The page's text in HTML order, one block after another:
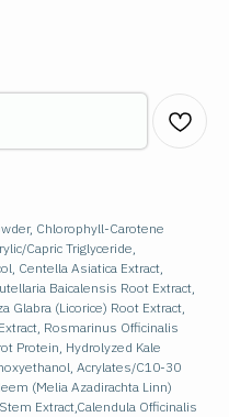
Chlorophyll-Carotene
Capric Triglyceride,
Centella Asiatica Extract,
Baicalensis Root Extract,
Glabra (Licorice) Root Extract,
Rosmarinus Officinalis
Protein, Hydrolyzed Kale
Acrylates/C10-30
(Melia Azadirachta Linn)
Extract,Calendula Officinalis